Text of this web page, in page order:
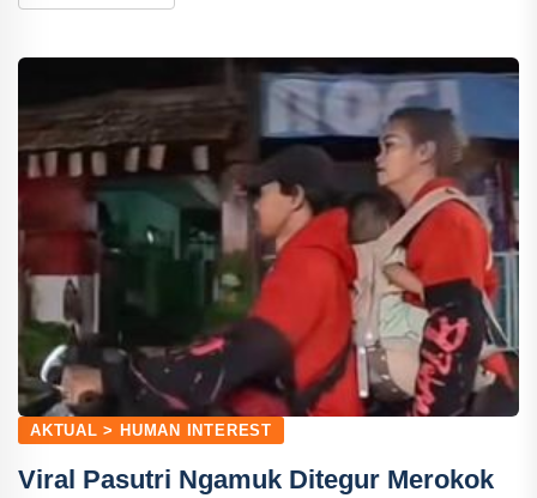
AKTUAL > HUMAN INTEREST
Viral Pasutri Ngamuk Ditegur Merokok